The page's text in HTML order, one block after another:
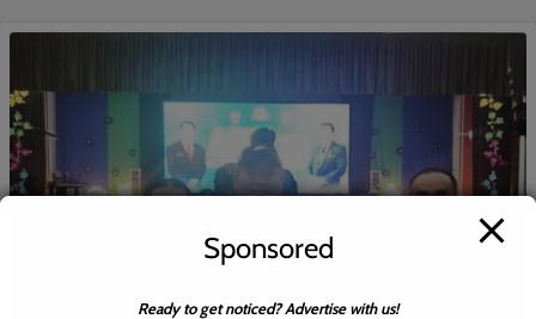
Sponsored
Ready to get noticed? Advertise with us!